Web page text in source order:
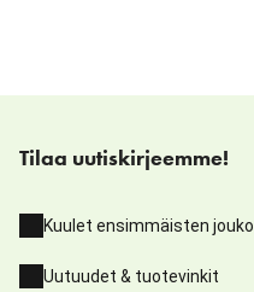
Tilaa uutiskirjeemme!
Kuulet ensimmäisten
Uutuudet & tuotevinkit